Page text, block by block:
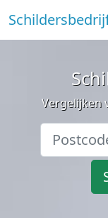
Vergelijken